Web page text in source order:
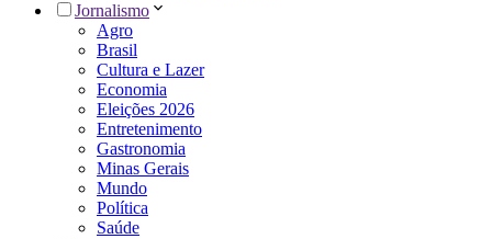
Jornalismo
Agro
Brasil
Cultura e Lazer
Economia
Eleições 2026
Entretenimento
Gastronomia
Minas Gerais
Mundo
Política
Saúde